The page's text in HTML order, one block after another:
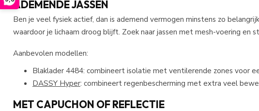
ADEMENDE JASSEN
Ben je veel fysiek actief, dan is ademend vermogen minstens zo
waardoor je lichaam droog blijft. Zoek naar jassen met mesh-voering
Aanbevolen modellen:
Blaklader 4484: combineert isolatie met ventilerende zones voor
DASSY Hyper: combineert regenbescherming met extra veel
MET CAPUCHON OF REFLECTIE